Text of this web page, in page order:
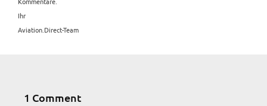
Ihr
Aviation.Direct-Team
1 Comment